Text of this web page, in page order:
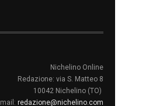
Nichelino Online
Redazione: via S. Matteo 8
10042 Nichelino (TO)
mail: redazione@nichelino.com